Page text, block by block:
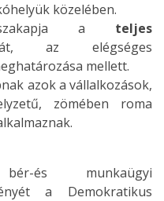
közelében.
a teljes
az elégséges
mellett.
azok a vállalkozások,
zömében roma
és munkaügyi
a Demokratikus